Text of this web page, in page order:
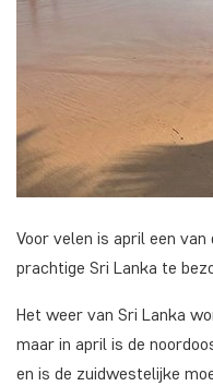
Voor velen is april een
prachtige Sri Lanka te
Het weer van Sri Lanka
maar in april is de
en is de zuidwestelijke